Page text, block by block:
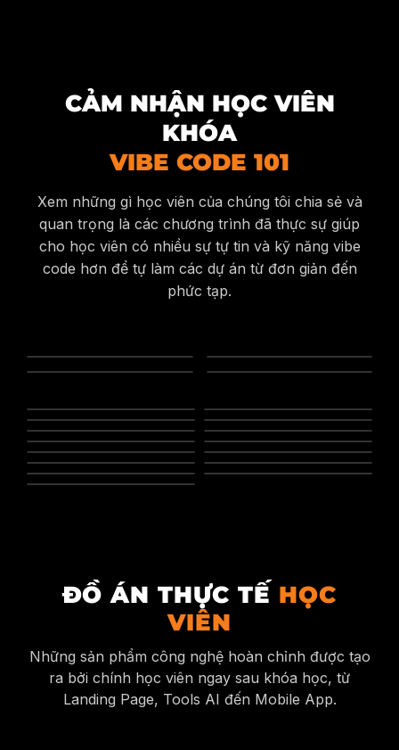
CẢM NHẬN HỌC VIÊN
KHÓA
VIBE CODE 101
Xem những gì học viên của chúng tôi chia sẻ và
quan trọng là các chương trình đã thực sự giúp
cho học viên có nhiều sự tự tin và kỹ năng vibe
code hơn để tự làm các dự án từ đơn giản đến
phức tạp.
ĐỒ ÁN THỰC TẾ HỌC
VIÊN
Những sản phẩm công nghệ hoàn chỉnh được tạo
ra bởi chính học viên ngay sau khóa học, từ
Landing Page, Tools AI đến Mobile App.